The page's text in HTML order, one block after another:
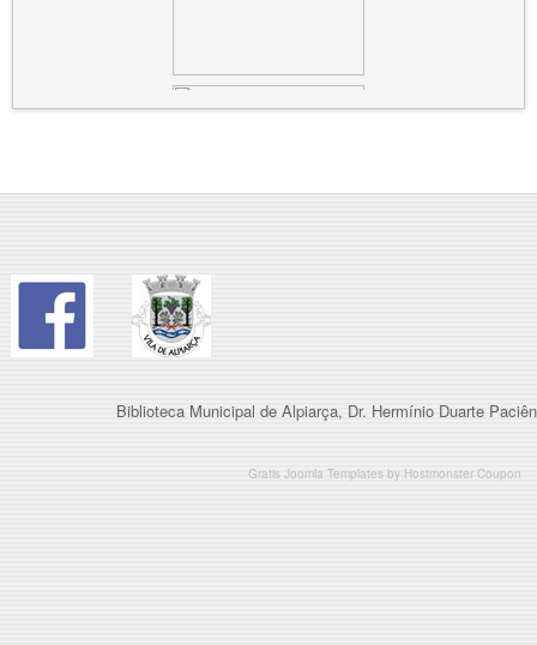
Gratis Joomla Templatesby Hostmonster Coupon
Biblioteca Municipal de Alpiarça, Dr. Hermínio Duarte